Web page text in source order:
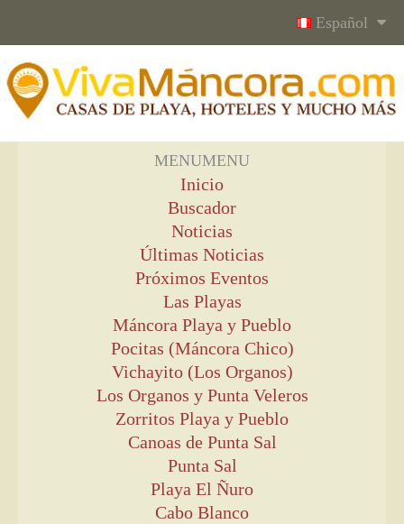
Español
MENUMENU
Inicio
Buscador
Noticias
Últimas Noticias
Próximos Eventos
Las Playas
Máncora Playa y Pueblo
Pocitas (Máncora Chico)
Vichayito (Los Organos)
Los Organos y Punta Veleros
Zorritos Playa y Pueblo
Canoas de Punta Sal
Punta Sal
Playa El Ñuro
Cabo Blanco